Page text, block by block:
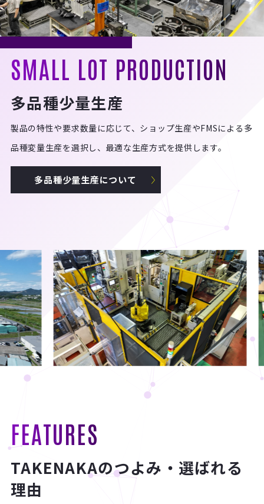
SMALL LOT PRODUCTION
多品種少量生産
製品の特性や要求数量に応じて、ショップ生産やFMSによる多
品種変量生産を選択し、最適な生産方式を提供します。
多品種少量生産について
FEATURES
TAKENAKAのつよみ・選ばれる
理由